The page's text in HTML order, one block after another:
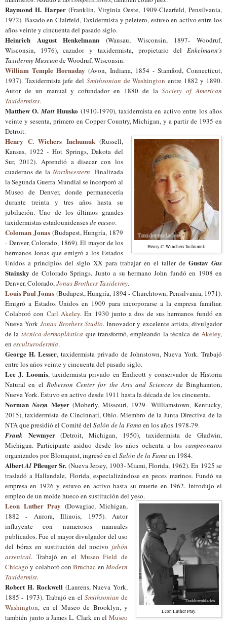
Raymond H. Harper(Franklin, Virginia Oeste, 1909-Clearfeld, Pensilvania,
1972). Basado en Clairfeld, Taxidermista y peletero, estuvo en activo entre los
años veinte y cincuenta del pasado siglo.
Heinrich August Henkelmann (Wausau, Wisconsin, 1897- Woodruf,
Wisconsin, 1976), cazador y taxidermista, propietario del Enkelmann's
Taxidermy Museumde Woodruf, Wisconsin.
William Temple Hornaday (Avon, Indiana, 1854 - Stamford, Connecticut,
1937). Taxidermista jefe del Smithsonian de Washington entre 1882 y 1890.
Autor de un manual y cofundador en 1880 de la Society of American
Taxidermists.
Matthew O. MattHuusko (1910-1970), taxidermista en activo entre los años
veinte y sesenta, primero en Copper Country, Michigan, y a partir de 1935 en
Detroit.
Henry C. Winchers Inchumuk.
Henry C. Wichers Inchumuk(Russell,
Kansas, 1922 - Hot Springs, Dakota del
Sur, 2012). Aprendió a disecarcon los
cuadernos de la Northwestern.Finalizada
laSegunda Guerra Mundial se incorporó al
Museo de Denver, donde permanecería
durante treinta y tres añoshasta su
jubilación. Uno de los últimos grandes
taxidermistas estadounidensesde museo.
Coloman Jonas(Budapest, Hungría, 1879
- Denver, Colorado, 1869). El mayor de los
hermanos Jonas que emigró a los Estados
Unidos a principios del siglo XX para trabajar en el taller de Gustav Gus
Stainskyde Colorado Springs. Junto a su hermano John fundó en 1908 en
Denver, Colorado, Jonas Brothers Taxidermy.
Louis Paul Jonas (Budapest, Hungría, 1894 - Churchtown, Pensilvania, 1971).
Emigró a Estados Unidos en 1909 para incorporarse a la empresa familiar.
Colaboró con Carl Akeley. En 1930 junto a dos de sus hermanos fundó en
Nueva YorkJonas Brothers Studio. Innovador y excelente artista, divulgador
de la técnica dermoplástica que transformó, empleando la técnica de Akeley,
en esculturodermia.
George H. Lesser, taxidermista privado de Johnstown, Nueva York. Trabajó
entre los años veinte y cincuenta del pasado siglo.
Lee J. Loomis, taxidermista privado en Endicott y conservador de Historia
Natural en el Roberson Center for the Arts and Sciences de Binghamton,
Nueva York. Estuvo en activo desde 1911 hasta la década de los cincuenta.
NormanNorm Meyer(Moberly, Missouri, 1929- Williamstown, Kentucky,
2015), taxidermista de Cincinnati, Ohio. Miembro de la Junta Directiva de la
NTA que presidió el Comité del Salón de la Fama en los años 1978-79.
Frank
Newmyer(Detroit, Michigan, 1950), taxidermista de Gladwin,
Michigan. Participante asiduo desde los años ochenta a los campeonatos
organizados por Blomquist, ingresó en el Salón de la Fama en 1984.
AlbertAl Pfleuger Sr. (Nueva Jersey, 1903- Miami, Florida, 1962). En 1925 se
trasladó a Hallandale, Florida, especializándose en peces marinos. Fundó su
empresa en 1926 y estuvo en activo hasta su muerte en 1962. Introdujo el
empleo de un molde hueco en sustitución del yeso.
Leon Luther Pray.
Leon Luther Pray (Dowagiac, Michigan,
1882 - Aurora, Illinois, 1975). Autor
influyente con numerosos manuales
publicados. Fue el mayor divulgador del uso
del bórax en sustitución del nocivo jabón
arsenical. Trabajó en el Museo Field de
Chicago y colaboró conBruchac enModern
Taxidermist.
Robert H. Rockwell (Laurens, Nueva York,
1885 - 1973). Trabajó en el Smithsonian de
Washington, en el Museo de Brooklyn, y
también junto a James L. Clark en elMuseo